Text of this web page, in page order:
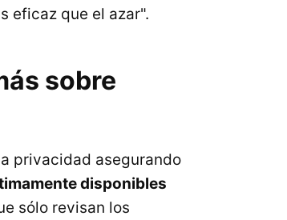
eficaz que el azar".
sobre
privacidad asegurando
disponibles
sólo revisan los